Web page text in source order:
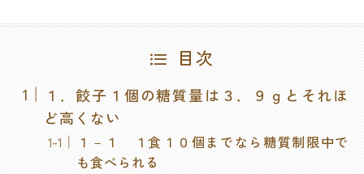
目次
１．餃子１個の糖質量は３．９ｇとそれほ
ど高くない
１－１ １食１０個までなら糖質制限中で
も食べられる